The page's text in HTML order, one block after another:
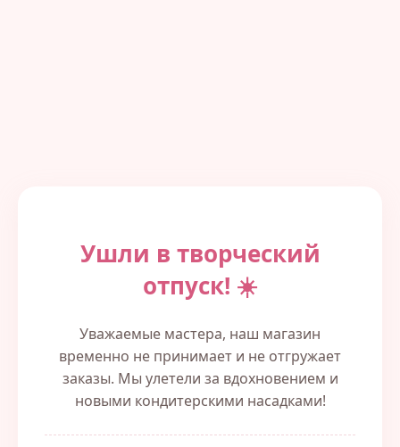
Ушли в творческий
отпуск! ☀️
Уважаемые мастера, наш магазин
временно не принимает и не отгружает
заказы. Мы улетели за вдохновением и
новыми кондитерскими насадками!